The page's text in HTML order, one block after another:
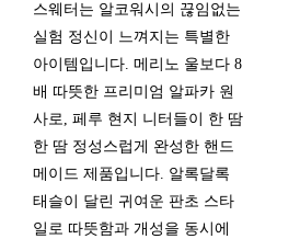
스웨터는 알코워시의 끊임없는
실험 정신이 느껴지는 특별한
아이템입니다. 메리노 울보다 8
배 따뜻한 프리미엄 알파카 원
사로, 페루 현지 니터들이 한 땀
한 땀 정성스럽게 완성한 핸드
메이드 제품입니다. 알록달록
태슬이 달린 귀여운 판초 스타
일로 따뜻함과 개성을 동시에